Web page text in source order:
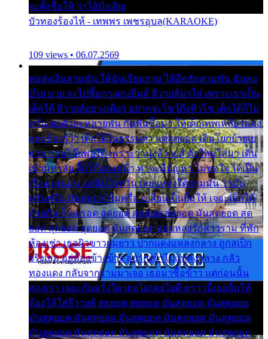
จะตั้งชื่อให้ ว่าไอ้บังเอิญ
บัวทองร้องไห้ - เทพพร เพชรอุบล(KARAOKE)
109 views • 06.07.2569
พ่อส่งเงินสามพัน ให้ฉันเรียนราม ได้อีกสักสามพัน ฉันคง
บ๊าย บาย จะไปซื้อกางเกงยีนส์ ลีวายส์มาใส่ เพราะเราเป็น
เด็กใต้ ลีวายส์อย่างเดียว อยากจะโชว์ถึงหิวโซ เด็กใต้ก็ไม่
หวั่น ตกตัวละหลายพัน กัดฟันซื้อมา ให้เด็กเทพเหลียวมอง
และต้องรู้ว่า เด็กใต้ไม่ธรรมดา แต่สุดยอด เดินโยกย้ายเย
ยวน กวนโอ๊ยพอได้ เพราะว่านุ่งลีวายส์ ตัวใหม่ใส่มา เดิน
เข้ามหาลัย จิ๊กโก๊มองหน้า ท่าจะมีปัญหา ไม่พอใจ ได้เป็น
เรื่องแน่นอน แต่ฉันไม่หวั่น เลยแหลงใต้ถามมัน ว่ามัน
พรั่นพรือ มันตอบว่าไม่พรื่อ เปลี่ยนเป็นยิ้มให้ เจอะเด็กใต้
ด้วยกัน ก็เลยรอด สุดยอด สุดยอด สุดยอด มันสุดยอด สุด
ยอด สุดยอด สุดยอด มันสุดยอด แอบหลงรักสาวราม ที่พัก
ห้องเช่า เธอผิวขาวผมยาว ปากแดงแหลงกลาง ถูกสเป็ก
จริงเธอ อยู่ห้องข้างข้าง อยากเข้าไปแหลงกลาง กลัว
ทองแดง กลับจากรามมาเจอ เธอมาซื้อข้าว แต่ก่อนนั้น
สองเรา เจอะกันครั้งใด เธอไม่เคยไยดี คราวนี้เธอยิ้มให้
ต้องให้ใส่ลีวายส์ สุดยอด สุดยอด มันสุดยอด มันสุดยอด
มันสุดยอด มันสุดยอด มันสุดยอด มันสุดยอด มันสุดยอด
มันสุดยอด มันสุดยอด มันสุดยอด มันสุดยอด มันสุดยอด